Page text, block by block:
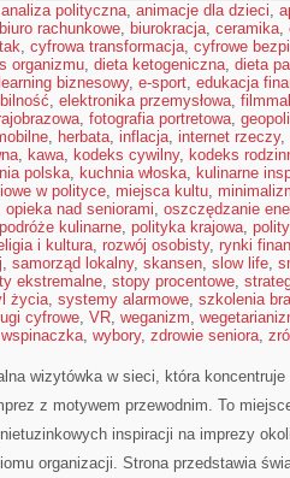
analiza polityczna, animacje dla dzieci,
biuro rachunkowe, biurokracja, ceramika,
, cyfrowa transformacja, cyfrowe
organizmu, dieta ketogeniczna, dieta
biznesowy, e-sport, edukacja
, elektronika przemysłowa,
, fotografia portretowa,
, herbata, inflacja, internet rzeczy,
, kawa, kodeks cywilny, kodeks
polska, kuchnia włoska, kulinarne
w polityce, miejsca kultu,
opieka nad seniorami, oszczędzanie
podróże kulinarne, polityka krajowa,
i kultura, rozwój osobisty, rynki
, samorząd lokalny, skansen, slow life,
ekstremalne, stopy procentowe,
życia, systemy alarmowe, szkolenia
cyfrowe, VR, weganizm,
wspinaczka, wybory, zdrowie seniora,
wizytówka w sieci, która
z motywem przewodnim. To
inspiracji na imprezy
organizacji. Strona przedstawia